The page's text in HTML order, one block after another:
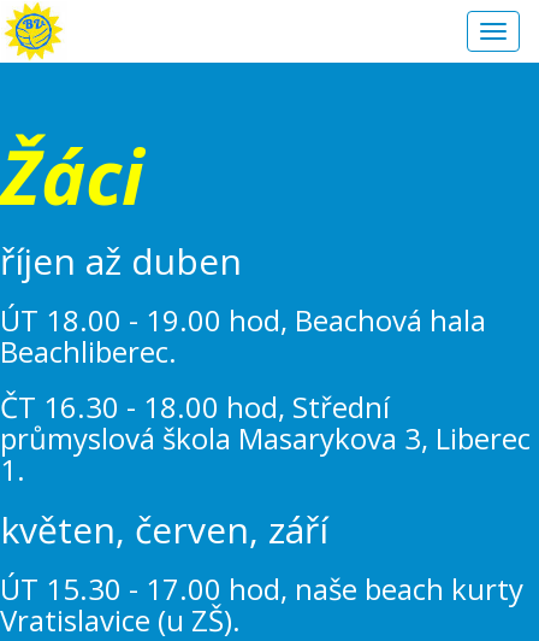
Žáci
říjen až duben
ÚT 18.00 - 19.00 hod, Beachová hala
Beachliberec.
ČT 16.30 - 18.00 hod, Střední
průmyslová škola Masarykova 3, Liberec
1.
květen, červen, září
ÚT 15.30 - 17.00 hod, naše beach kurty
Vratislavice (u ZŠ).